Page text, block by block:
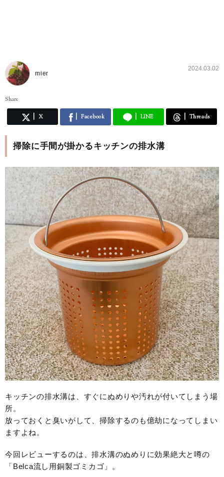
mier
2024.03.02
Share
X Facebook LINE Threads
掃除に手間が掛かるキッチンの排水溝
キッチンの排水溝は、すぐにぬめりや汚れが付いてしまう場
所。
放っておくと臭いがして、掃除するのも億劫になってしまい
ますよね。
今回レビューするのは、排水溝のぬめりに効果絶大と噂の
「Belca流し用銅製ゴミカゴ」。